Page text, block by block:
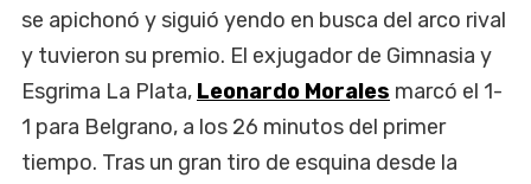
se apichonó y siguió yendo en busca del arco rival
y tuvieron su premio. El exjugador de Gimnasia y
Esgrima La Plata, Leonardo Morales marcó el 1-
1 para Belgrano, a los 26 minutos del primer
tiempo. Tras un gran tiro de esquina desde la